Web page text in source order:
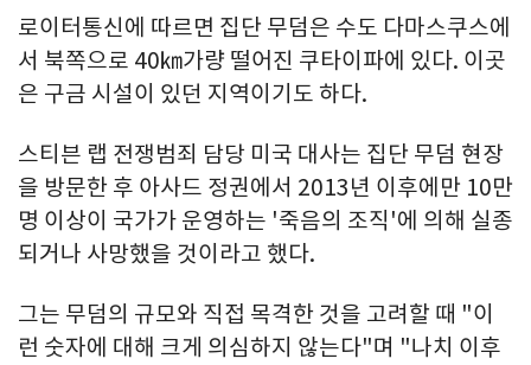
로이터통신에 따르면 집단 무덤은 수도 다마스쿠스에
서 북쪽으로 40㎞가량 떨어진 쿠타이파에 있다. 이곳
은 구금 시설이 있던 지역이기도 하다.
스티븐 랩 전쟁범죄 담당 미국 대사는 집단 무덤 현장
을 방문한 후 아사드 정권에서 2013년 이후에만 10만
명 이상이 국가가 운영하는 '죽음의 조직'에 의해 실종
되거나 사망했을 것이라고 했다.
그는 무덤의 규모와 직접 목격한 것을 고려할 때 "이
런 숫자에 대해 크게 의심하지 않는다"며 "나치 이후